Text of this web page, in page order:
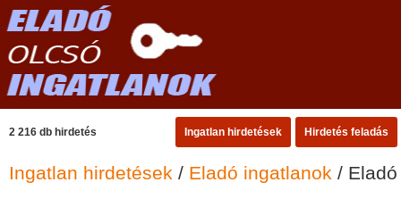
2 216 db hirdetés Ingatlan hirdetések Hirdetés feladás
Ingatlan hirdetések / Eladó ingatlanok /